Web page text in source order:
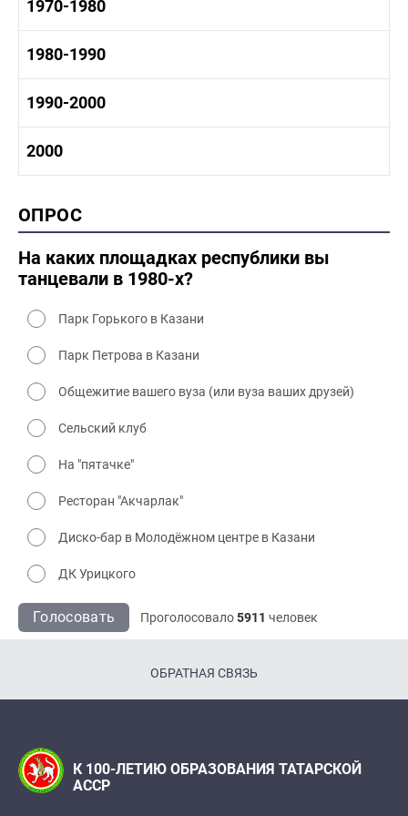
1950-1960 культура
1960-1970 история
1960-1970 промышленность
1960-1970 культура
1970-1980
1970-1980 история
1970-1980 культура
1970 - 1980 быт
1980-1990
1980 -1990 история
1980-1990 культура
1990-2000
1990-2000 культура
2000
2000 промышленность
2000 культура
ОПРОС
На каких площадках республики вы
танцевали в 1980-х?
Парк Горького в Казани
Парк Петрова в Казани
Общежитие вашего вуза (или вуза ваших друзей)
Сельский клуб
На "пятачке"
Ресторан "Акчарлак"
Диско-бар в Молодёжном центре в Казани
ДК Урицкого
Голосовать Проголосовало5911 человек
ОБРАТНАЯ СВЯЗЬ
К 100-ЛЕТИЮ ОБРАЗОВАНИЯ ТАТАРСКОЙ
АССР